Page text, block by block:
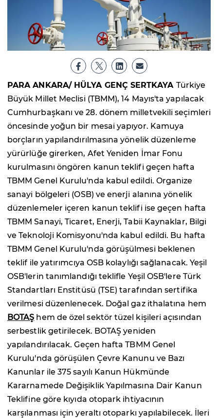
PARA ANKARA/ HÜLYA GENÇ SERTKAYA Türkiye
Büyük Millet Meclisi (TBMM), 14 Mayıs'ta yapılacak
Cumhurbaşkanı ve 28. dönem milletvekili seçimleri
öncesinde yoğun bir mesai yapıyor. Kamuya
borçların yapılandırılmasına yönelik düzenleme
yürürlüğe girerken, Afet Yeniden İmar Fonu
kurulmasını öngören kanun teklifi geçen hafta
TBMM Genel Kurulu'nda kabul edildi. Organize
sanayi bölgeleri (OSB) ve enerji alanına yönelik
düzenlemeler içeren kanun teklifi ise geçen hafta
TBMM Sanayi, Ticaret, Enerji, Tabii Kaynaklar, Bilgi
ve Teknoloji Komisyonu'nda kabul edildi. Bu hafta
TBMM Genel Kurulu'nda görüşülmesi beklenen
teklif ile yatırımcıya OSB kolaylığı sağlanacak. Yeşil
OSB'lerin tanımlandığı teklifle Yeşil OSB'lere Türk
Standartları Enstitüsü (TSE) tarafından sertifika
verilmesi düzenlenecek. Doğal gaz ithalatına hem
BOTAŞ hem de özel sektör tüzel kişileri açısından
serbestlik getirilecek. BOTAŞ yeniden
yapılandırılacak. Geçen hafta TBMM Genel
Kurulu'nda görüşülen Çevre Kanunu ve Bazı
Kanunlar ile 375 sayılı Kanun Hükmünde
Kararnamede Değişiklik Yapılmasına Dair Kanun
Teklifine göre kıyıda otopark ihtiyacının
karşılanması için yeraltı otoparkı yapılabilecek. İleri